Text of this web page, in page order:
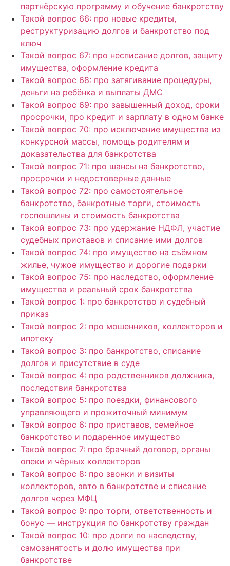
партнёрскую программу и обучение банкротству
Такой вопрос 66: про новые кредиты,
реструктуризацию долгов и банкротство под
ключ
Такой вопрос 67: про несписание долгов, защиту
имущества, оформление кредита
Такой вопрос 68: про затягивание процедуры,
деньги на ребёнка и выплаты ДМС
Такой вопрос 69: про завышенный доход, сроки
просрочки, про кредит и зарплату в одном банке
Такой вопрос 70: про исключение имущества из
конкурсной массы, помощь родителям и
доказательства для банкротства
Такой вопрос 71: про шансы на банкротство,
просрочки и недостоверные данные
Такой вопрос 72: про самостоятельное
банкротство, банкротные торги, стоимость
госпошлины и стоимость банкротства
Такой вопрос 73: про удержание НДФЛ, участие
судебных приставов и списание ими долгов
Такой вопрос 74: про имущество на съёмном
жилье, чужое имущество и дорогие подарки
Такой вопрос 75: про наследство, оформление
имущества и реальный срок банкротства
Такой вопрос 1: про банкротство и судебный
приказ
Такой вопрос 2: про мошенников, коллекторов и
ипотеку
Такой вопрос 3: про банкротство, списание
долгов и присутствие в суде
Такой вопрос 4: про родственников должника,
последствия банкротства
Такой вопрос 5: про поездки, финансового
управляющего и прожиточный минимум
Такой вопрос 6: про приставов, семейное
банкротство и подаренное имущество
Такой вопрос 7: про брачный договор, органы
опеки и чёрных коллекторов
Такой вопрос 8: про звонки и визиты
коллекторов, авто в банкротстве и списание
долгов через МФЦ
Такой вопрос 9: про торги, ответственность и
бонус — инструкция по банкротству граждан
Такой вопрос 10: про долги по наследству,
самозанятость и долю имущества при
банкротстве